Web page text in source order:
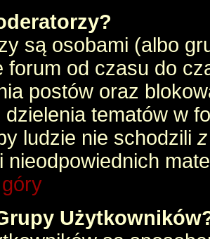
są osobami (albo
forum od czasu do
postów oraz
dzielenia tematów w
ludzie nie schodzili
nieodpowiednich